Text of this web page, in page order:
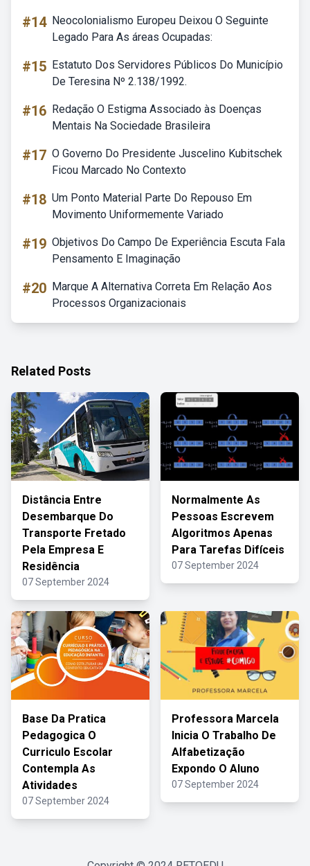
#14 Neocolonialismo Europeu Deixou O Seguinte
Legado Para As áreas Ocupadas:
#15 Estatuto Dos Servidores Públicos Do Município
De Teresina Nº 2.138/1992.
#16 Redação O Estigma Associado às Doenças
Mentais Na Sociedade Brasileira
#17 O Governo Do Presidente Juscelino Kubitschek
Ficou Marcado No Contexto
#18 Um Ponto Material Parte Do Repouso Em
Movimento Uniformemente Variado
#19 Objetivos Do Campo De Experiência Escuta Fala
Pensamento E Imaginação
#20 Marque A Alternativa Correta Em Relação Aos
Processos Organizacionais
Related Posts
Distância Entre
Desembarque Do
Transporte Fretado
Pela Empresa E
Residência
07 September 2024
Normalmente As
Pessoas Escrevem
Algoritmos Apenas
Para Tarefas Difíceis
07 September 2024
Base Da Pratica
Pedagogica O
Curriculo Escolar
Contempla As
Atividades
07 September 2024
Professora Marcela
Inicia O Trabalho De
Alfabetização
Expondo O Aluno
07 September 2024